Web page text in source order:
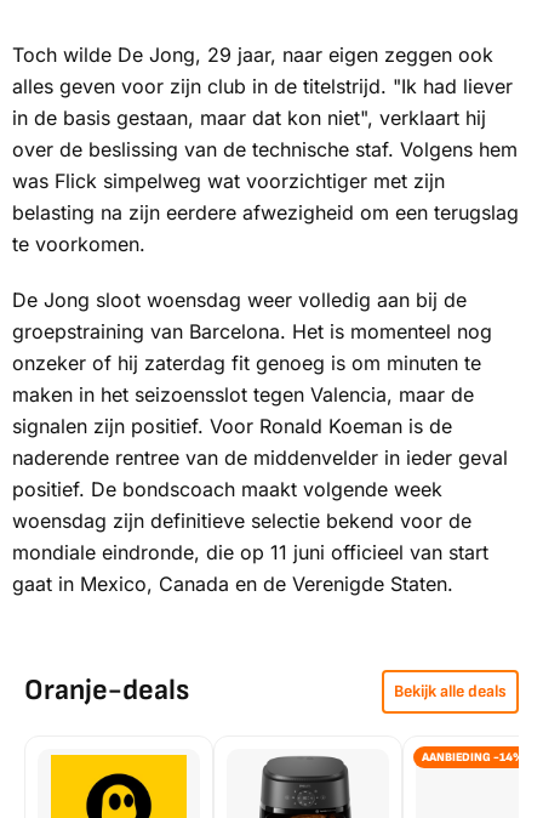
Toch wilde De Jong, 29 jaar, naar eigen zeggen ook
alles geven voor zijn club in de titelstrijd. "Ik had liever
in de basis gestaan, maar dat kon niet", verklaart hij
over de beslissing van de technische staf. Volgens hem
was Flick simpelweg wat voorzichtiger met zijn
belasting na zijn eerdere afwezigheid om een terugslag
te voorkomen.
De Jong sloot woensdag weer volledig aan bij de
groepstraining van Barcelona. Het is momenteel nog
onzeker of hij zaterdag fit genoeg is om minuten te
maken in het seizoensslot tegen Valencia, maar de
signalen zijn positief. Voor Ronald Koeman is de
naderende rentree van de middenvelder in ieder geval
positief. De bondscoach maakt volgende week
woensdag zijn definitieve selectie bekend voor de
mondiale eindronde, die op 11 juni officieel van start
gaat in Mexico, Canada en de Verenigde Staten.
Oranje-deals Bekijk alle deals
AANBIEDING -14%